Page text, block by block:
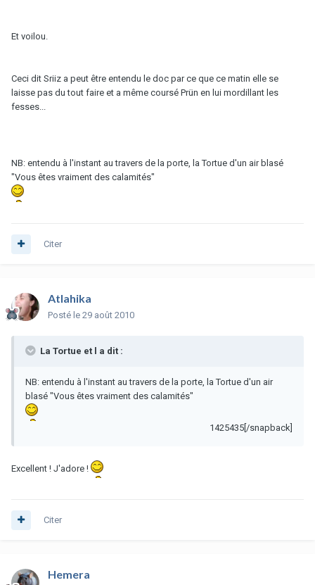
Et voilou.
Ceci dit Sriiz a peut être entendu le doc par ce que ce matin elle se
laisse pas du tout faire et a même coursé Prün en lui mordillant les
fesses...
NB: entendu à l'instant au travers de la porte, la Tortue d'un air blasé
"Vous êtes vraiment des calamités"
Citer
Atlahika
Posté le 29 août 2010
La Tortue et l a dit :
NB: entendu à l'instant au travers de la porte, la Tortue d'un air
blasé "Vous êtes vraiment des calamités"
1425435[/snapback]
Excellent ! J'adore !
Citer
Hemera